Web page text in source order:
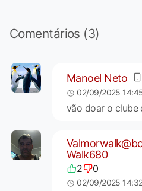
Comentários (3)
Manoel Neto
02/09/2025
vão doar o clube
Walk680
2 0
02/09/2025